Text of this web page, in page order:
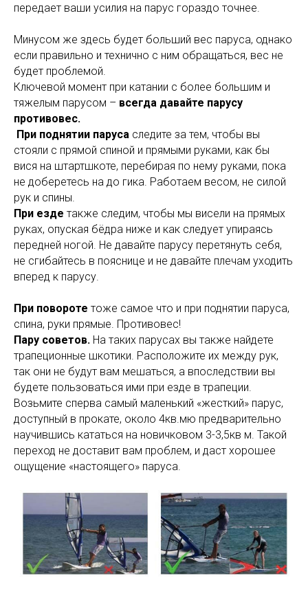
передает ваши усилия на парус гораздо точнее.
Минусом же здесь будет больший вес паруса, однако
если правильно и технично с ним обращаться, вес не
будет проблемой.
Ключевой момент при катании с более большим и
тяжелым парусом – всегда давайте парусу
противовес.
При поднятии паруса следите за тем, чтобы вы
стояли с прямой спиной и прямыми руками, как бы
вися на штартшкоте, перебирая по нему руками, пока
не доберетесь на до гика. Работаем весом, не силой
рук и спины.
При езде также следим, чтобы мы висели на прямых
руках, опуская бёдра ниже и как следует упираясь
передней ногой. Не давайте парусу перетянуть себя,
не сгибайтесь в пояснице и не давайте плечам уходить
вперед к парусу.
При повороте тоже самое что и при поднятии паруса,
спина, руки прямые. Противовес!
Пару советов. На таких парусах вы также найдете
трапеционные шкотики. Расположите их между рук,
так они не будут вам мешаться, а впоследствии вы
будете пользоваться ими при езде в трапеции.
Возьмите сперва самый маленький «жесткий» парус,
доступный в прокате, около 4кв.мю предварительно
научившись кататься на новичковом 3-3,5кв м. Такой
переход не доставит вам проблем, и даст хорошее
ощущение «настоящего» паруса.